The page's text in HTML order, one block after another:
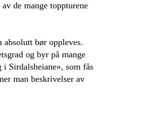
de mange toppturene
absolutt bør oppleves.
og byr på mange
Sirdalsheiane», som fås
man beskrivelser av